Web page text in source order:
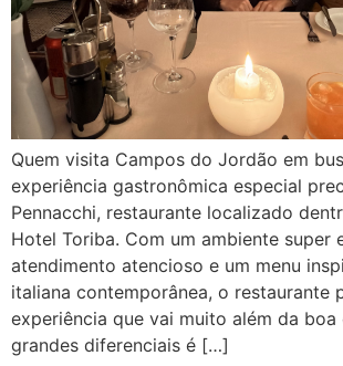
Quem visita Campos do Jordão em
experiência gastronômica especial
Pennacchi, restaurante localizado
Hotel Toriba. Com um ambiente super
atendimento atencioso e um menu
italiana contemporânea, o restaurante
experiência que vai muito além da
grandes diferenciais é […]